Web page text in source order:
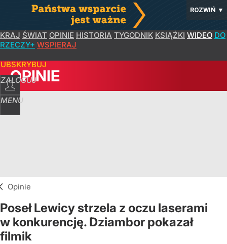
ROZWIŃ ▼
KRAJ ŚWIAT OPINIE HISTORIA TYGODNIK KSIĄŻKI WIDEO DO
RZECZY+ WSPIERAJ
ZALOGUJ
MENU
OPINIE
Opinie
Poseł Lewicy strzela z oczu laserami
w konkurencję. Dziambor pokazał
filmik